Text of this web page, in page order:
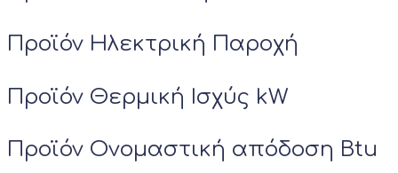
Προϊόν Ηλεκτρική Παροχή
Προϊόν Θερμική Ισχύς kW
Προϊόν Ονομαστική απόδοση Btu